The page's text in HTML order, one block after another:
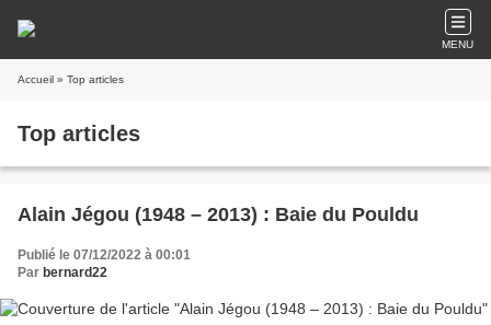
MENU
Accueil » Top articles
Top articles
Alain Jégou (1948 – 2013) : Baie du Pouldu
Publié le 07/12/2022 à 00:01
Par bernard22